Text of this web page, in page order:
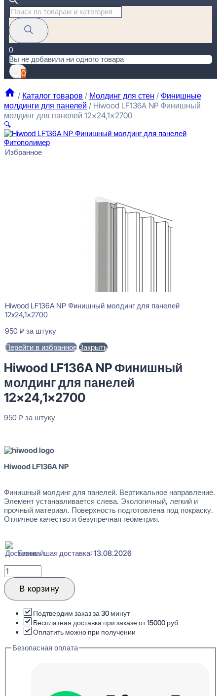
Поиск
товаров
0
Вы не добавили ни одного товара
0
/ Каталог товаров / Молдинг для стен / Финишные
молдинги для панелей / Hiwood LF136A NP Финишный
молдинг для панелей 12×24,1×2700
🔍
Избранное
Hiwood LF136A NP Финишный молдинг для панелей
12x24,1x2700
950 ₽ за штуку
Перейти в избранное Закрыть
Hiwood LF136A NP Финишный
молдинг для панелей
12×24,1×2700
950 ₽ за штуку
Hiwood LF136A NP
Финишный молдинг для панелей. Вертикальное направление.
Элемент устанавливается слева. Экологичный, легкий и
прочный материал. Поверхность подготовлена под покраску.
Отличное качество и безупречная геометрия.
Ближайшая доставка: 13.08.2026
Количество
товара
Hiwood
LF136A
Финишный
молдинг
для
12x24,1x2700
В корзину
Подтвердим заказ за 30 минут
Бесплатная доставка при заказе от 15000 руб
Оплатить можно при получении
Безопасная оплата